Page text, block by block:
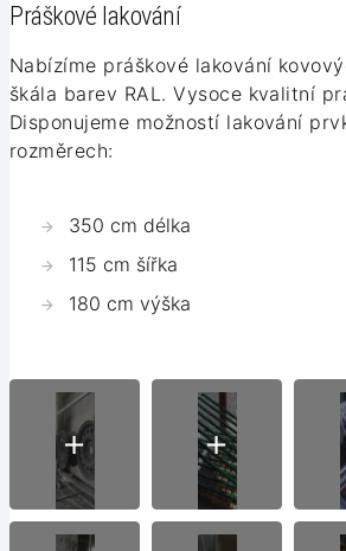
Práškové lakování
Nabízíme práškové lakování
škála barev RAL. Vysoce kvalitní
Disponujeme možností lakování
rozměrech:
350 cm délka
115 cm šířka
180 cm výška